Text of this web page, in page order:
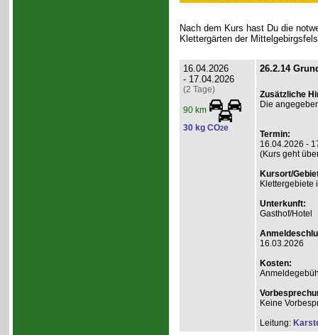
Nach dem Kurs hast Du die
Klettergärten der
16.04.2026
- 17.04.2026
(2 Tage)
90 km
30 kg CO2e
26.2.14
Zusätzliche
Die
Termin:
16.04.2026 -
(Kurs geht
Kursort/
Klettergebiete
Unterkunft:
Gasthof/Hotel
16.03.2026
Kosten:
Keine
Leitung: